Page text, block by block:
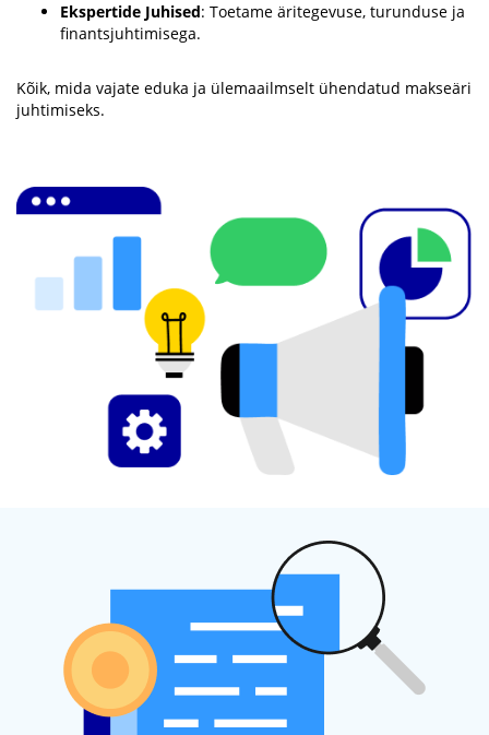
Ekspertide Juhised: Toetame äritegevuse, turunduse ja
finantsjuhtimisega.
Kõik, mida vajate eduka ja ülemaailmselt ühendatud makseäri
juhtimiseks.